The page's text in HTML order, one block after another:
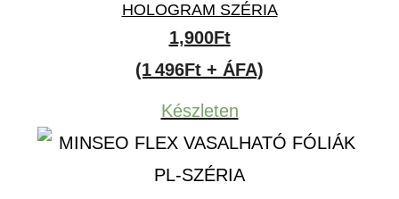
HOLOGRAM SZÉRIA
1,900Ft
(1 496Ft + ÁFA)
Készleten